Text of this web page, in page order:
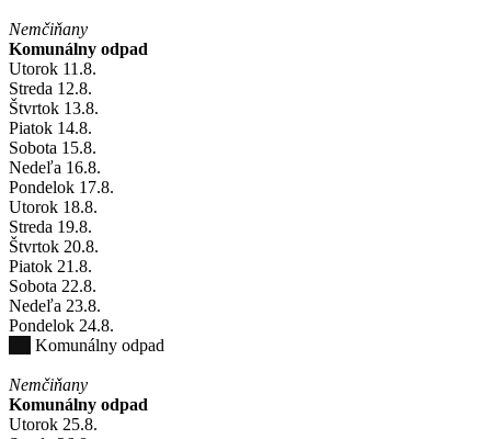
Nemčiňany
Komunálny odpad
Utorok 11 .8.
Streda 12.8.
Štvrtok 13.8.
Piatok 14.8.
Sobota 15.8.
Nedeľa 16.8.
Pondelok 17.8.
Utorok 18.8.
Streda 19.8.
Štvrtok 20.8.
Piatok 21 .8.
Sobota 22.8.
Nedeľa 23.8.
Pondelok 24.8.
Komunálny odpad
Nemčiňany
Komunálny odpad
Utorok 25.8.